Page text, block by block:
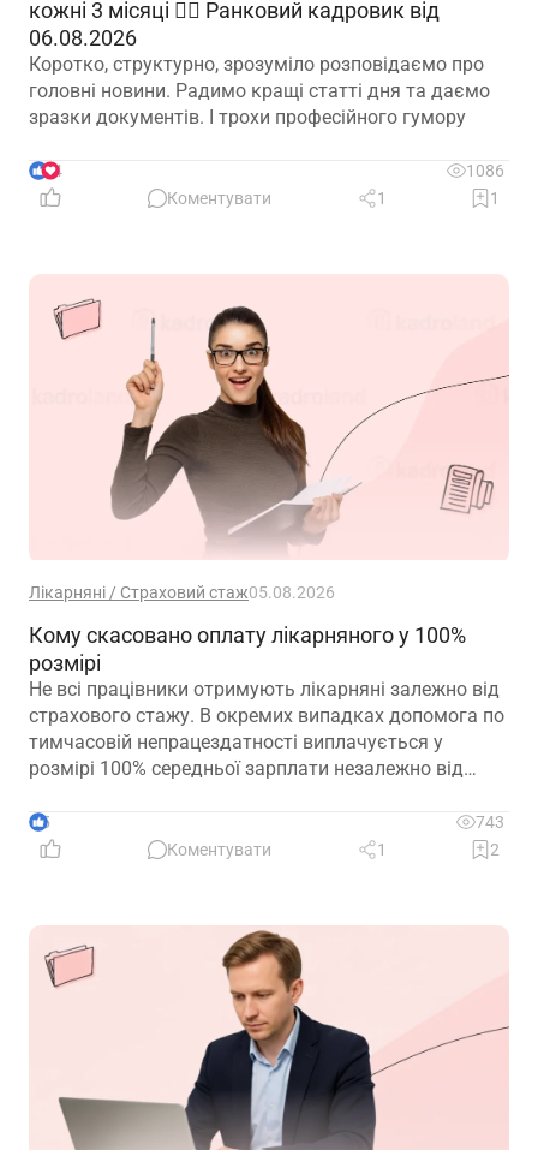
кожні 3 місяці 🙋‍♀️ Ранковий кадровик від
06.08.2026
Коротко, структурно, зрозуміло розповідаємо про
головні новини. Радимо кращі статті дня та даємо
зразки документів. І трохи професійного гумору
4
1086
Коментувати
1 1
Лікарняні / Страховий стаж05.08.2026
Кому скасовано оплату лікарняного у 100%
розмірі
Не всі працівники отримують лікарняні залежно від
страхового стажу. В окремих випадках допомога по
тимчасовій непрацездатності виплачується у
розмірі 100% середньої зарплати незалежно від
працівники втратили право на 100% оплати
лікарняного у 2026 році. Деталі – у роз’ясненні ПФУ
5
743
Коментувати
1 2